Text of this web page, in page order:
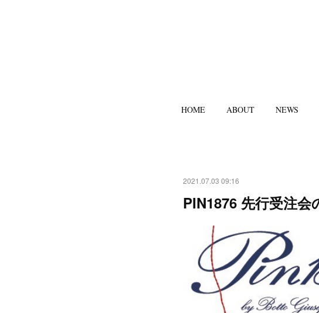
HOME ABOUT NEWS
2021.07.03 09:16
PIN1876 先行受注会